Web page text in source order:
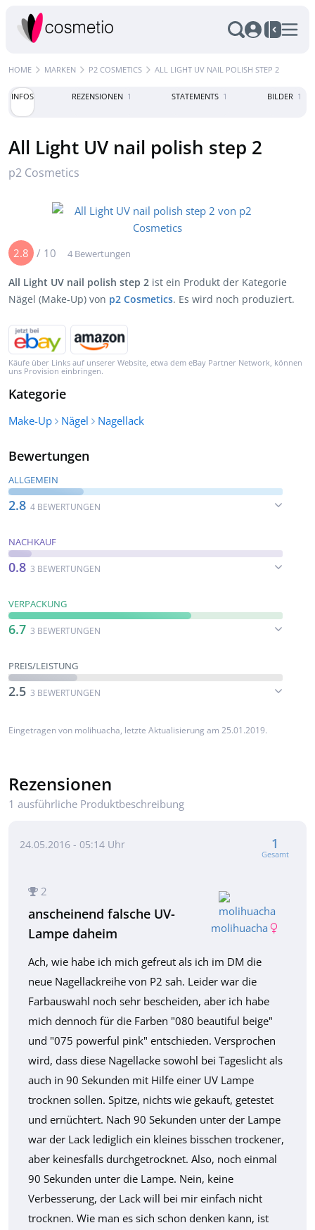
HOME MARKEN P2 COSMETICS ALL LIGHT UV NAIL POLISH STEP 2
INFOS REZENSIONEN 1 STATEMENTS 1 BILDER 1
All Light UV nail polish step 2
p2 Cosmetics
2.8 / 10 4 Bewertungen
All Light UV nail polish step 2 ist ein Produkt der Kategorie
Nägel (Make-Up) von p2 Cosmetics. Es wird noch produziert.
Käufe über Links auf unserer Website, etwa dem eBay Partner Network, können
uns Provision einbringen.
Kategorie
Make-Up Nägel Nagellack
Bewertungen
ALLGEMEIN
2.8 4 BEWERTUNGEN
NACHKAUF
0.8 3 BEWERTUNGEN
VERPACKUNG
6.7 3 BEWERTUNGEN
PREIS/LEISTUNG
2.5 3 BEWERTUNGEN
Eingetragen von molihuacha, letzte Aktualisierung am 25.01.2019.
Rezensionen
1 ausführliche Produktbeschreibung
24.05.2016 - 05:14 Uhr 1
Gesamt
molihuacha
2
anscheinend falsche UV-
Lampe daheim
Ach, wie habe ich mich gefreut als ich im DM die
neue Nagellackreihe von P2 sah. Leider war die
Farbauswahl noch sehr bescheiden, aber ich habe
mich dennoch für die Farben "080 beautiful beige"
und "075 powerful pink" entschieden. Versprochen
wird, dass diese Nagellacke sowohl bei Tageslicht als
auch in 90 Sekunden mit Hilfe einer UV Lampe
trocknen sollen. Spitze, nichts wie gekauft, getestet
und ernüchtert. Nach 90 Sekunden unter der Lampe
war der Lack lediglich ein kleines bisschen trockener,
aber keinesfalls durchgetrocknet. Also, noch einmal
90 Sekunden unter die Lampe. Nein, keine
Verbesserung, der Lack will bei mir einfach nicht
trocknen. Wie man es sich schon denken kann, ist